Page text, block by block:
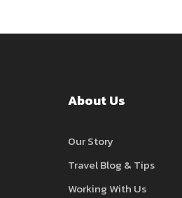
About Us
Our Story
Travel Blog & Tips
Working With Us